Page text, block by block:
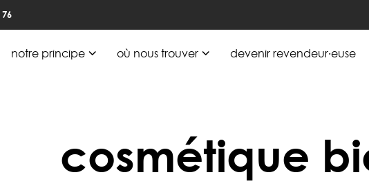
76
notre principe où nous trouver devenir revendeur·euse
cosmétique